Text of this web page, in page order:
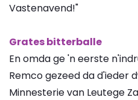
Vastenavend!"
Grates bitterballe
En omda ge 'n eerste
Remco gezeed da d'ieder
Minnesterie van Leutege